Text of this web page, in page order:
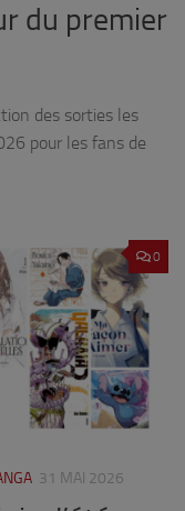
du premier
des sorties les
pour les fans de
0
31 MAI 2026